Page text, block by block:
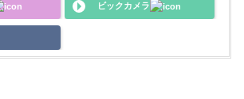
ビックカメラ